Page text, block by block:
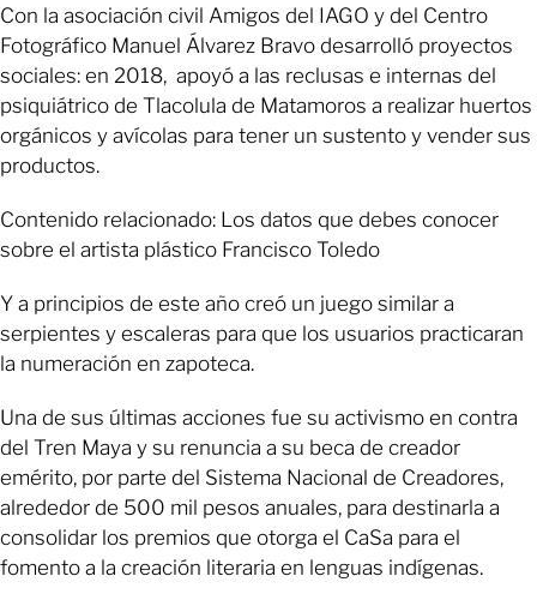
Con la asociación civil Amigos del IAGO y del Centro
Fotográfico Manuel Álvarez Bravo desarrolló proyectos
sociales: en 2018, apoyó a las reclusas e internas del
psiquiátrico de Tlacolula de Matamoros a realizar huertos
orgánicos y avícolas para tener un sustento y vender sus
productos.
Contenido relacionado: Los datos que debes conocer
sobre el artista plástico Francisco Toledo
Y a principios de este año creó un juego similar a
serpientes y escaleras para que los usuarios practicaran
la numeración en zapoteca.
Una de sus últimas acciones fue su activismo en contra
del Tren Maya y su renuncia a su beca de creador
emérito, por parte del Sistema Nacional de Creadores,
alrededor de 500 mil pesos anuales, para destinarla a
consolidar los premios que otorga el CaSa para el
fomento a la creación literaria en lenguas indígenas.